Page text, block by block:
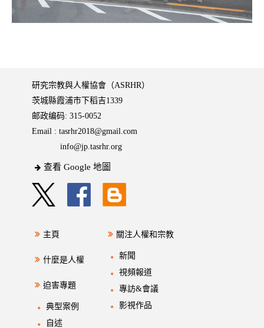
研究宗教與人權協會（ASRHR）
茨城縣霞浦市下稻吉1339
邮政编码: 315-0052
Email : tasrhr2018@gmail.com
info@jp.tasrhr.org
查看 Google 地圖
主頁
什麼是人權
迫害專題
典型案例
自述
關注人權和宗教
新聞
視頻報道
專訪&會議
影視作品